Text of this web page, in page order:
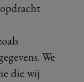
We
die wij